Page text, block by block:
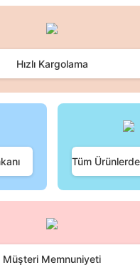
Hızlı Kargolama
Tüm
Müşteri Memnuniyeti